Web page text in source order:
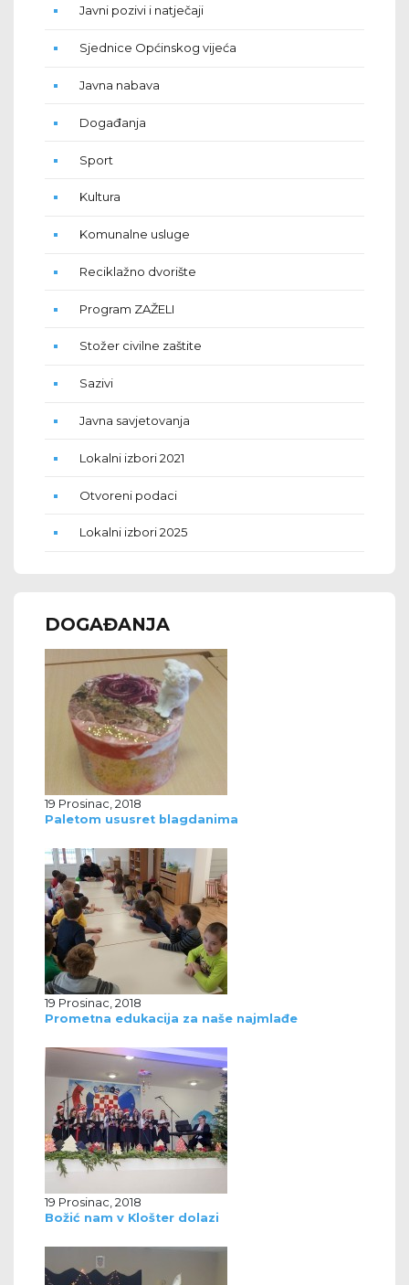
Javni pozivi i natječaji
Sjednice Općinskog vijeća
Javna nabava
Događanja
Sport
Kultura
Komunalne usluge
Reciklažno dvorište
Program ZAŽELI
Stožer civilne zaštite
Sazivi
Javna savjetovanja
Lokalni izbori 2021
Otvoreni podaci
Lokalni izbori 2025
DOGAĐANJA
19 Prosinac, 2018
Paletom ususret blagdanima
19 Prosinac, 2018
Prometna edukacija za naše najmlađe
19 Prosinac, 2018
Božić nam v Klošter dolazi